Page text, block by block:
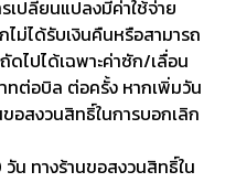
เปลี่ยนแปลงมีค่าใช้จ่าย
ม่ได้รับเงินคืนหรือสามารถ
ดไปได้เฉพาะค่าซัก/เลื่อน
ทต่อบิล ต่อครั้ง หากเพิ่มวัน
อสงวนสิทธิ์ในการบอกเลิก
น ทางร้านขอสงวนสิทธิ์ใน